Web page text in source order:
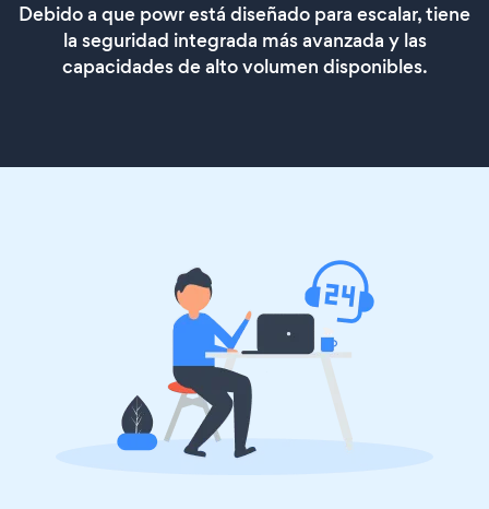
Debido a que powr está diseñado para escalar, tiene
la seguridad integrada más avanzada y las
capacidades de alto volumen disponibles.